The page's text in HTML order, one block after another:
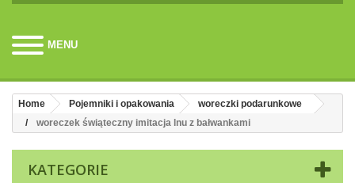
MENU
Home Pojemniki i opakowania
woreczki podarunkowe
woreczek świąteczny imitacja lnu z bałwankami
KATEGORIE